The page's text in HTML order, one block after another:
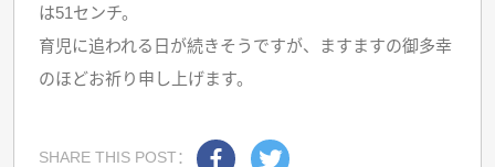
は51センチ。
育児に追われる日が続きそうですが、ますますの御多幸
のほどお祈り申し上げます。
SHARE THIS POST：